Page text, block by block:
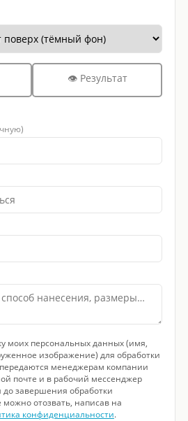
👁 Результат
моих персональных данных (имя,
изображение) для обработки
менеджерам компании
почте и в рабочий мессенджер
до завершения обработки
отозвать, написав на
конфиденциальности.